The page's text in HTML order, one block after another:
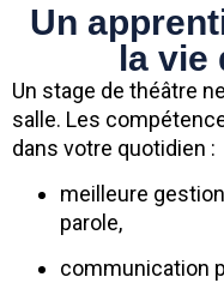
Un
la vie
Un stage de théâtre
salle. Les
dans votre quotidien :
meilleure
parole,
communication